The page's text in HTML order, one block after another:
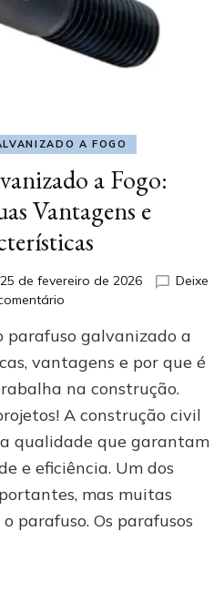
A FOGO
a Fogo:
Vantagens e
25 de fevereiro de 2026
Deixe
em
Galvanizado
a
Fogo:
Conheça
Suas
Vantagens
e
Características
parafuso galvanizado a
vantagens e por que é
na construção.
A construção civil
qualidade que garantam
e eficiência. Um dos
mas muitas
parafuso. Os parafusos